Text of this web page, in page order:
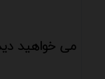
می خواهید